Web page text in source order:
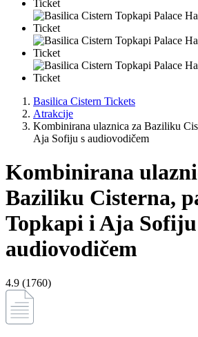
Basilica Cistern Tickets
Atrakcije
Kombinirana ulaznica za Baziliku
Aja Sofiju s audiovodičem
Kombinirana
Baziliku Cisterna,
Topkapi i Aja
audiovodičem
4.9 (1760)